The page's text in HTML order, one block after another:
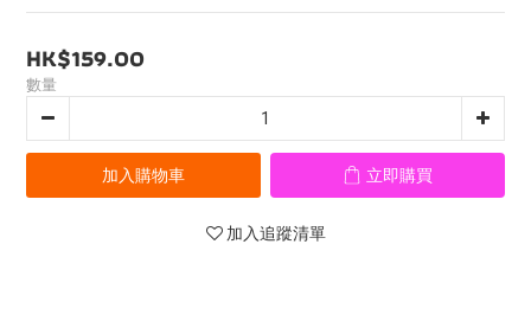
HK$159.00
數量
加入購物車 立即購買
加入追蹤清單